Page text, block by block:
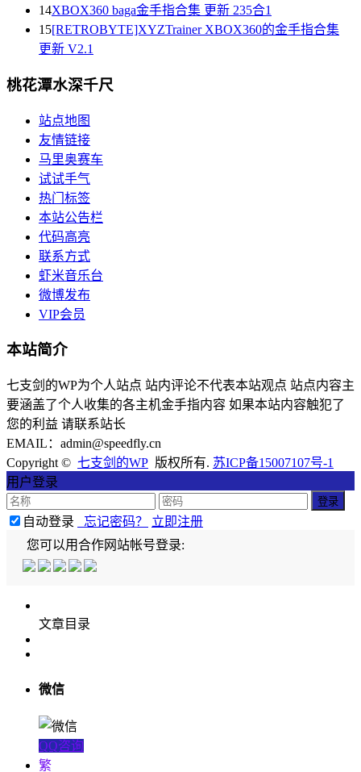
14XBOX360 baga金手指合集 更新 235合1
15[RETROBYTE]XYZTrainer XBOX360的金手指合集
更新 V2.1
桃花潭水深千尺
站点地图
友情链接
马里奥赛车
试试手气
热门标签
本站公告栏
代码高亮
联系方式
虾米音乐台
微博发布
VIP会员
本站简介
七支剑的WP为个人站点 站内评论不代表本站观点 站点内容主
要涵盖了个人收集的各主机金手指内容 如果本站内容触犯了
您的利益 请联系站长
EMAIL：admin@speedfly.cn
Copyright © 七支剑的WP 版权所有. 苏ICP备15007107号-1
用户登录
自动登录 忘记密码？
立即注册
您可以用合作网站帐号登录:
文章目录
微信
QQ咨询
繁